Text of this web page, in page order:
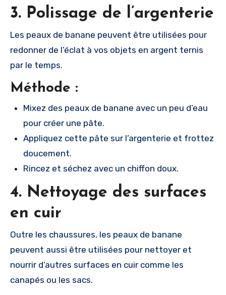
3. Polissage de l’argenterie
Les peaux de banane peuvent être utilisées pour
redonner de l’éclat à vos objets en argent ternis
par le temps.
Méthode :
Mixez des peaux de banane avec un peu d’eau
pour créer une pâte.
Appliquez cette pâte sur l’argenterie et frottez
doucement.
Rincez et séchez avec un chiffon doux.
4. Nettoyage des surfaces
en cuir
Outre les chaussures, les peaux de banane
peuvent aussi être utilisées pour nettoyer et
nourrir d’autres surfaces en cuir comme les
canapés ou les sacs.